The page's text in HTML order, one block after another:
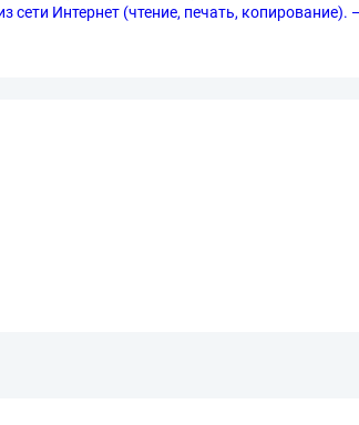
Интернет (чтение, печать, копирование).